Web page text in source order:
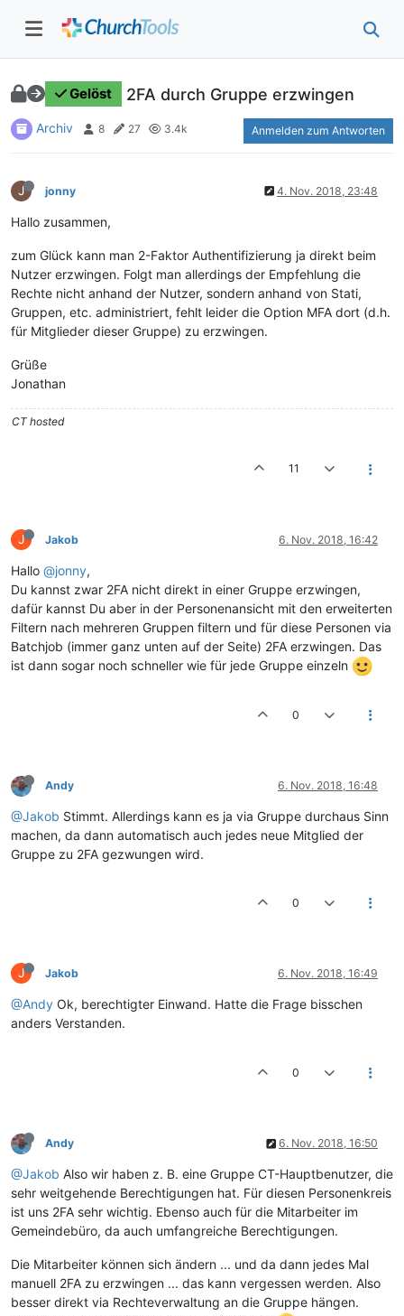
Gelöst 2FA durch Gruppe erzwingen
Archiv 8 27 3.4k Anmelden zum Antworten
J jonny 4. Nov. 2018, 23:48
Hallo zusammen,
zum Glück kann man 2-Faktor Authentifizierung ja direkt beim
Nutzer erzwingen. Folgt man allerdings der Empfehlung die
Rechte nicht anhand der Nutzer, sondern anhand von Stati,
Gruppen, etc. administriert, fehlt leider die Option MFA dort (d.h.
für Mitglieder dieser Gruppe) zu erzwingen.
Grüße
Jonathan
CT hosted
11
J Jakob 6. Nov. 2018, 16:42
Hallo @jonny,
Du kannst zwar 2FA nicht direkt in einer Gruppe erzwingen,
dafür kannst Du aber in der Personenansicht mit den erweiterten
Filtern nach mehreren Gruppen filtern und für diese Personen via
Batchjob (immer ganz unten auf der Seite) 2FA erzwingen. Das
ist dann sogar noch schneller wie für jede Gruppe einzeln
0
Andy 6. Nov. 2018, 16:48
@Jakob Stimmt. Allerdings kann es ja via Gruppe durchaus Sinn
machen, da dann automatisch auch jedes neue Mitglied der
Gruppe zu 2FA gezwungen wird.
0
J Jakob 6. Nov. 2018, 16:49
@Andy Ok, berechtigter Einwand. Hatte die Frage bisschen
anders Verstanden.
0
Andy 6. Nov. 2018, 16:50
@Jakob Also wir haben z. B. eine Gruppe CT-Hauptbenutzer, die
sehr weitgehende Berechtigungen hat. Für diesen Personenkreis
ist uns 2FA sehr wichtig. Ebenso auch für die Mitarbeiter im
Gemeindebüro, da auch umfangreiche Berechtigungen.
Die Mitarbeiter können sich ändern ... und da dann jedes Mal
manuell 2FA zu erzwingen ... das kann vergessen werden. Also
besser direkt via Rechteverwaltung an die Gruppe hängen.